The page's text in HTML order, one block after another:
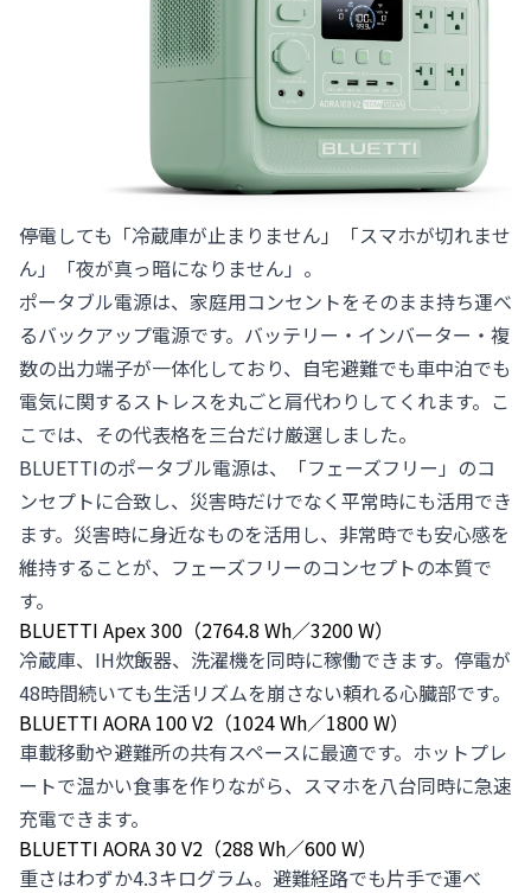
――停電しても「冷蔵庫が止まりません」「スマホが切れませ
ん」「夜が真っ暗になりません」。
ポータブル電源は、家庭用コンセントをそのまま持ち運べ
るバックアップ電源です。バッテリー・インバーター・複
数の出力端子が一体化しており、自宅避難でも車中泊でも
電気に関するストレスを丸ごと肩代わりしてくれます。こ
こでは、その代表格を三台だけ厳選しました。
BLUETTIのポータブル電源は、「フェーズフリー」のコ
ンセプトに合致し、災害時だけでなく平常時にも活用でき
ます。災害時に身近なものを活用し、非常時でも安心感を
維持することが、フェーズフリーのコンセプトの本質で
す。
BLUETTI Apex 300（2764.8 Wh／3200 W）
冷蔵庫、IH炊飯器、洗濯機を同時に稼働できます。停電が
48時間続いても生活リズムを崩さない頼れる心臓部です。
BLUETTI AORA 100 V2（1024 Wh／1800 W）
車載移動や避難所の共有スペースに最適です。ホットプレ
ートで温かい食事を作りながら、スマホを八台同時に急速
充電できます。
BLUETTI AORA 30 V2（288 Wh／600 W）
重さはわずか4.3キログラム。避難経路でも片手で運べ